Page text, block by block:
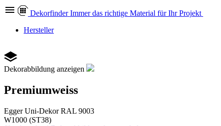
Dekorfinder Immer das richtige Material für Ihr Projekt
Hersteller
Dekorabbildung anzeigen
Premiumweiss
Egger Uni-Dekor RAL 9003
W1000 (ST38)